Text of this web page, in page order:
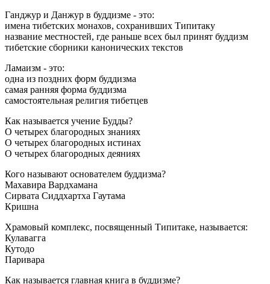
Ганджур и Данжур в буддизме - это:
имена тибетских монахов, сохранивших Типитаку
название местностей, где раньше всех был принят буддизм
тибетские сборники канонических текстов
Ламаизм - это:
одна из поздних форм буддизма
самая ранняя форма буддизма
самостоятельная религия тибетцев
Как называется учение Будды?
О четырех благородных знаниях
О четырех благородных истинах
О четырех благородных деяниях
Кого называют основателем буддизма?
Махавира Вардхамана
Сирвата Сиддхартха Гаутама
Кришна
Храмовый комплекс, посвященный Типитаке, называется:
Кулавагга
Кутодо
Паривара
Как называется главная книга в буддизме?